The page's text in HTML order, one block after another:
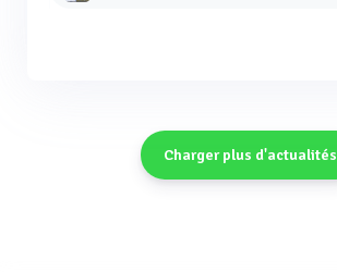
Charger plus d'actualités